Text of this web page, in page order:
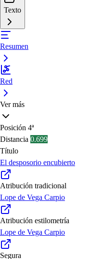
Texto
Resumen
Red
Ver más
Posición 4ª
Distancia 0.699
Título
El desposorio encubierto
Atribución tradicional
Lope de Vega Carpio
Atribución estilometría
Lope de Vega Carpio
Segura